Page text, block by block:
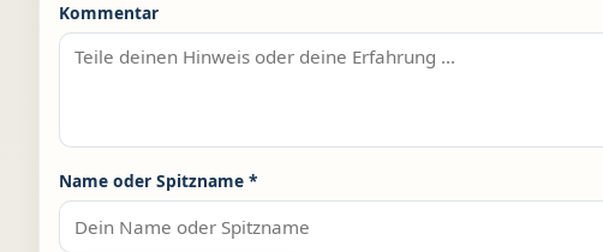
Kommentar
Name oder Spitzname *